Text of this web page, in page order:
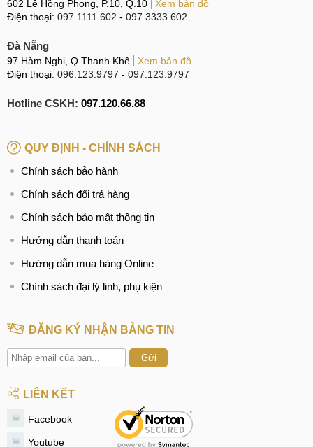
602 Lê Hồng Phong, P.10, Q.10
Xem bản đồ
Điện thoại: 097.1111.602 - 097.3333.602
Đà Nẵng
97 Hàm Nghi, Q.Thanh Khê
Xem bản đồ
Điện thoại: 096.123.9797 - 097.123.9797
Hotline CSKH: 097.120.66.88
QUY ĐỊNH - CHÍNH SÁCH
Chính sách bảo hành
Chính sách đổi trả hàng
Chính sách bảo mật thông tin
Hướng dẫn thanh toán
Hướng dẫn mua hàng Online
Chính sách đại lý linh, phụ kiện
ĐĂNG KÝ NHẬN BẢNG TIN
Gửi
LIÊN KẾT
Facebook
Youtube